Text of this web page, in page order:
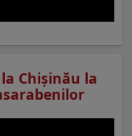
Chișinău la